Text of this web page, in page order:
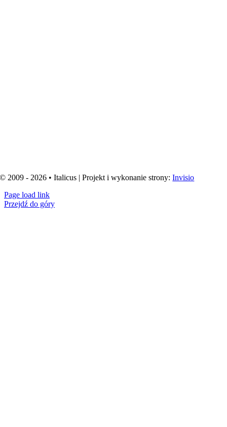
© 2009 - 2026 • Italicus | Projekt i wykonanie strony:Invisio
Page load link
Przejdź do góry